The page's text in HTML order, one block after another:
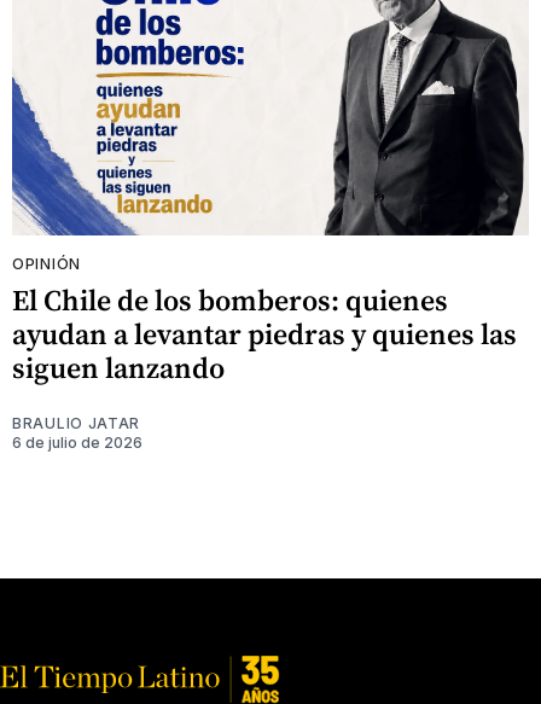
OPINIÓN
El Chile de los bomberos: quienes
ayudan a levantar piedras y quienes las
siguen lanzando
BRAULIO JATAR
6 de julio de 2026